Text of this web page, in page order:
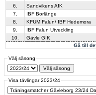
Gå till
6.
Sandvikens AIK
7.
IBF Borlänge
8.
KFUM Falun/ IBF Hedemora
9.
IBF Falun Utveckling
10.
Gävle GIK
Välj säsong
Visa tävlingar 2023/24